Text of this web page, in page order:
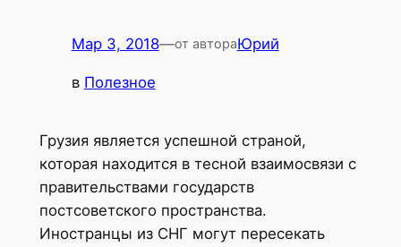
Мар 3, 2018—от автораЮрий
в Полезное
Грузия является успешной страной,
которая находится в тесной взаимосвязи с
правительствами государств
постсоветского пространства.
Иностранцы из СНГ могут пересекать